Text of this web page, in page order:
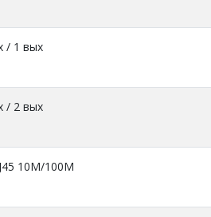
/ 1 вых
/ 2 вых
10M/100M